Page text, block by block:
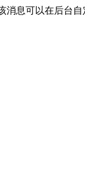
消息可以在后台自